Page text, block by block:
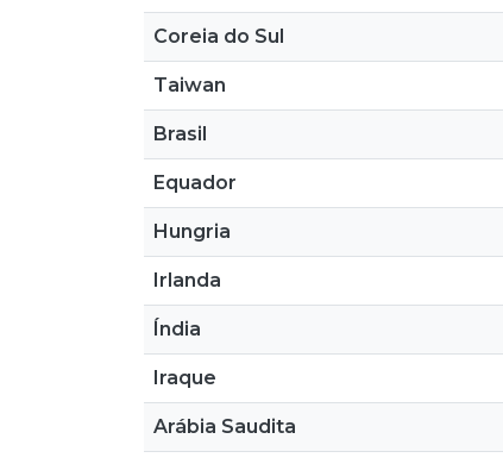
Coreia do Sul
Taiwan
Brasil
Equador
Hungria
Irlanda
Índia
Iraque
Arábia Saudita